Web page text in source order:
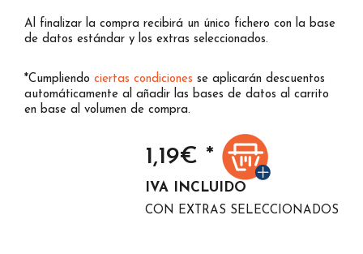
Al finalizar la compra recibirá un único fichero con la base
de datos estándar y los extras seleccionados.
*Cumpliendo ciertas condiciones se aplicarán descuentos
automáticamente al añadir las bases de datos al carrito
en base al volumen de compra.
1,19€ *
IVA INCLUIDO
CON EXTRAS SELECCIONADOS